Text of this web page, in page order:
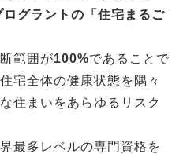
グラントの「住宅まるご
範囲が100%であることで
宅全体の健康状態を隅々
住まいをあらゆるリスク
最多レベルの専門資格を